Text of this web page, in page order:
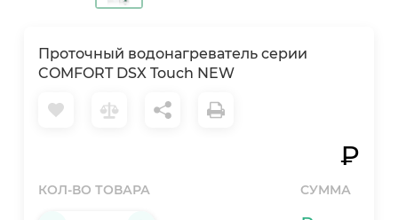
Проточный водонагреватель серии
COMFORT DSX Touch NEW
₽
КОЛ-ВО ТОВАРА СУММА